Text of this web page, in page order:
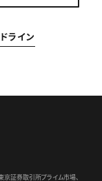
ライン
京証券取引所プライム市場、